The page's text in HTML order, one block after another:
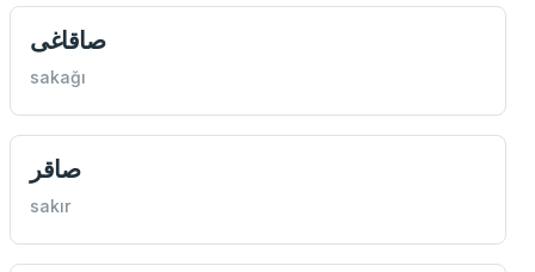
صاقاغی
sakağı
صاقر
sakır